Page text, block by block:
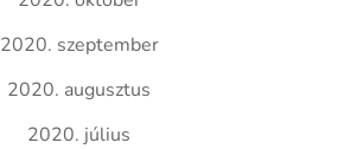
2020. szeptember
2020. augusztus
2020. július